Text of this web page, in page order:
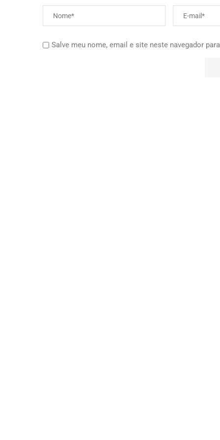
Salve meu nome, email e site neste navegador